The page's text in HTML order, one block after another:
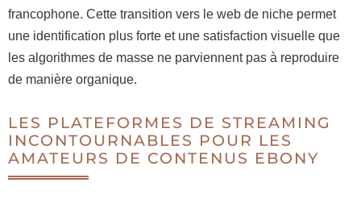
francophone. Cette transition vers le web de niche permet
une identification plus forte et une satisfaction visuelle que
les algorithmes de masse ne parviennent pas à reproduire
de manière organique.
LES PLATEFORMES DE STREAMING
INCONTOURNABLES POUR LES
AMATEURS DE CONTENUS EBONY